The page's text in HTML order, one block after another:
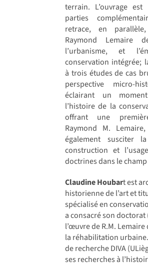
terrain. L’ouvrage
parties
retrace, en
Raymond Lemaire
l’urbanisme, et
conservation intégrée;
à trois études de cas
perspective micro-
éclairant un
l’histoire de la
offrant une
Raymond M.
également susciter
construction et
doctrines dans le
Claudine Houbart est
historienne de l’art et
spécialisé en
a consacré son doctorat
l’œuvre de R.M.
la réhabilitation
de recherche DIVA
ses recherches à